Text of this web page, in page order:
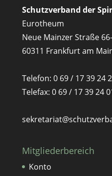
Schutzverband der
Eurotheum
Neue Mainzer Straße
60311 Frankfurt am
Telefon: 0 69 / 17 39 24
Telefax: 0 69 / 17 39 24
Mitgliederbereich
Konto